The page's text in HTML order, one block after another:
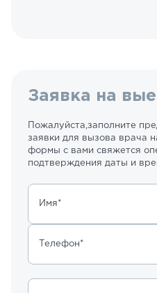
Заявка на
Пожалуйста,заполните
заявки для вызова врача
формы с вами свяжется
подтверждения даты и
Имя*
Телефон*